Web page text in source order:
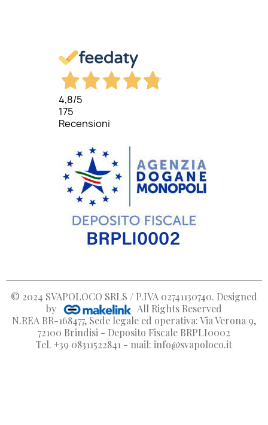
4,8/5
175
Recensioni
© 2024 SVAPOLOCO SRLS / P.IVA 02741130740. Designed
by
All Rights Reserved
N.REA BR-168477, Sede legale ed operativa: Via Verona 9,
72100 Brindisi - Deposito Fiscale BRPLI0002
Tel. +39 08311522841 - mail: info@svapoloco.it